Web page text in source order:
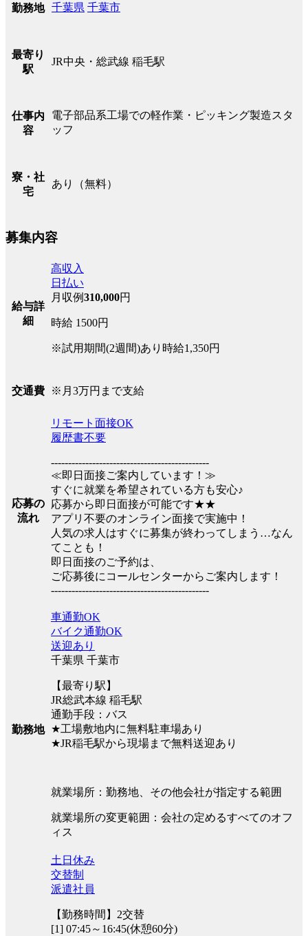
勤務地 千葉県 千葉市
最寄り
駅
JR中央・総武線 稲毛駅
仕事内
容
電子部品系工場での軽作業・ピッキング製造スタ
ッフ
寮・社
宅
あり（無料）
募集内容
給与詳
細
高収入
日払い
月収例310,000円
時給 1500円
※試用期間(2週間)あり時給1,350円
交通費 ※月3万円まで支給
応募の
流れ
リモート面接OK
履歴書不要
----------------------------------------------
≪即日面接ご案内しています！≫
すぐに就業を希望されている方も安心♪
応募から即日面接が可能です★★
アプリ不要のオンライン面接で実施中！
人気の求人はすぐに募集が終わってしまう…なん
てことも！
即日面接のご予約は、
ご応募後にコールセンターからご案内します！
----------------------------------------------
勤務地
車通勤OK
バイク通勤OK
送迎あり
千葉県 千葉市
【最寄り駅】
JR総武本線 稲毛駅
通勤手段：バス
★工場敷地内に無料駐車場あり
★JR稲毛駅から現場まで無料送迎あり
就業場所：勤務地、その他会社が指定する範囲
就業場所の変更範囲：会社の定めるすべてのオフ
ィス
土日休み
交替制
派遣社員
【勤務時間】2交替
[1] 07:45～16:45(休憩60分)